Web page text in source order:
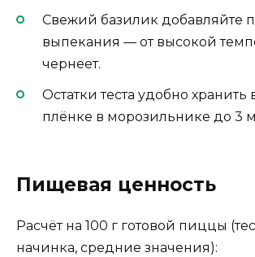
Свежий базилик добавляйте
выпекания — от высокой
чернеет.
Остатки теста удобно
плёнке в морозильнике до 3
Пищевая ценность
Расчёт на 100 г готовой пиццы
начинка, средние значения):